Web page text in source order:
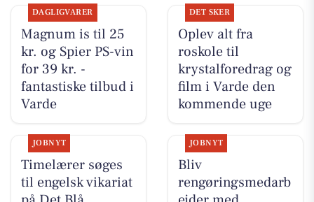
DAGLIGVARER
Magnum is til 25
kr. og Spier PS-vin
for 39 kr. -
fantastiske tilbud i
Varde
DET SKER
Oplev alt fra
roskole til
krystalforedrag og
film i Varde den
kommende uge
JOBNYT
Timelærer søges
til engelsk vikariat
JOBNYT
Bliv
rengøringsmedarb